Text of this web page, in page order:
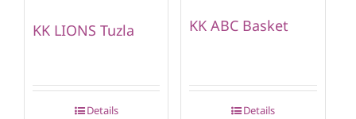
KK LIONS Tuzla
Details
KK ABC Basket
Details